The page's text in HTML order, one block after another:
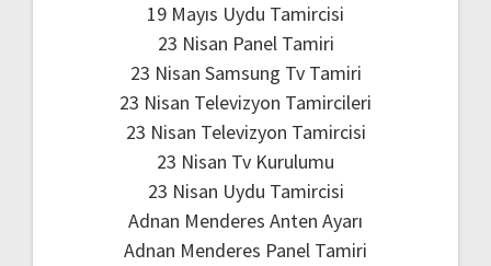
19 Mayıs Uydu Tamircisi
23 Nisan Panel Tamiri
23 Nisan Samsung Tv Tamiri
23 Nisan Televizyon Tamircileri
23 Nisan Televizyon Tamircisi
23 Nisan Tv Kurulumu
23 Nisan Uydu Tamircisi
Adnan Menderes Anten Ayarı
Adnan Menderes Panel Tamiri